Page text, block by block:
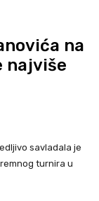
na
najviše
savladala je
turnira u